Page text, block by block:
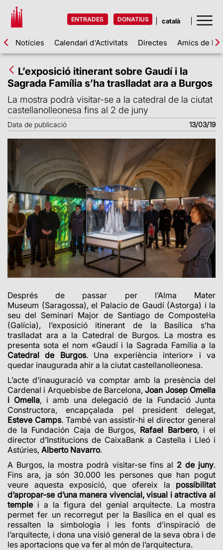
ENTRADES DONATIUS
Notícies Calendari d'Activitats Directes Amics de la
L’exposició itinerant sobre Gaudí i la
Sagrada Família s’ha traslladat ara a Burgos
La mostra podrà visitar-se a la catedral de la ciutat
castellanolleonesa fins al 2 de juny
Data de publicació 13/03/19
Després de passar per l’Alma Mater
Museum (Saragossa), el Palacio de Gaudí (Astorga) i la
seu del Seminari Major de Santiago de Compostel·la
(Galícia), l’exposició itinerant de la Basílica s’ha
traslladat ara a la Catedral de Burgos. La mostra es
presenta sota el nom «Gaudí i la Sagrada Família a la
Catedral de Burgos. Una experiència interior» i va
quedar inaugurada ahir a la ciutat castellanolleonesa.
L’acte d’inauguració va comptar amb la presència del
Cardenal i Arquebisbe de Barcelona,Joan Josep Omella
i Omella, i amb una delegació de la Fundació Junta
Constructora, encapçalada pel president delegat,
Esteve Camps. També van assistir-hi el director general
de la Fundación Caja de Burgos, Rafael Barbero, i el
director d’Institucions de CaixaBank a Castella i Lleó i
Astúries, Alberto Navarro.
A Burgos, la mostra podrà visitar-se fins al 2 de juny.
Fins ara, ja són 30.000 les persones que han pogut
veure aquesta exposició, que ofereix la possibilitat
d’apropar-se d’una manera vivencial, visual i atractiva al
temple i a la figura del genial arquitecte. La mostra
permet fer un recorregut per la Basílica en el qual es
ressalten la simbologia i les fonts d’inspiració de
l’arquitecte, i dona una visió general de la seva obra i de
les aportacions que va fer al món de l’arquitectura.